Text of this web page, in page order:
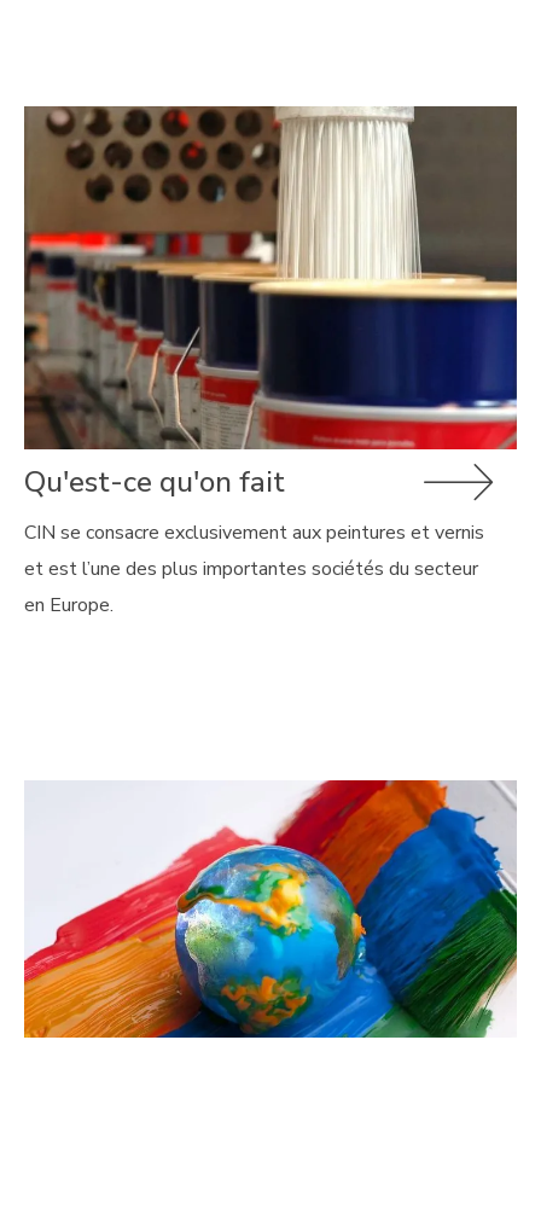
Qu'est-ce qu'on fait
CIN se consacre exclusivement aux peintures et vernis
et est l’une des plus importantes sociétés du secteur
en Europe.